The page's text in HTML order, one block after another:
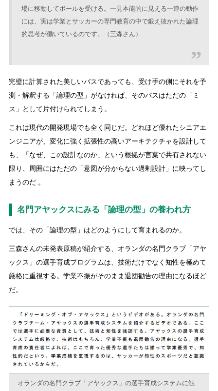
場に移動してボールを受ける。一見本能的に見える一連の動作
には、実は学業とサッカーの専門教育の中で鍛え抜かれた論理
的思考が働いているのです。（三森さん）
完璧に計算された美しいパスであっても、受け手の側にそれを予
測・解釈する「論理の型」がなければ、そのパスはただの「ミ
ス」として片付けられてしまう。
これは現代の開発現場でも全く同じだ。どれほど優れたシニアエ
ンジニアが、変化に強く拡張性の高いアーキテクチャを設計して
も、「なぜ、この設計なのか」という根拠が言葉で共有されない
限り、周囲にはただの「意図が分からない過剰設計」に映ってし
まうのだ 。
名門アヤックスにみる「論理の型」の養われ方
では、その「論理の型」はどのようにして育まれるのか。
三森さんの未発表原稿が紹介する、オランダの名門クラブ「アヤ
ックス」の選手育成プログラムは、技術だけでなく知性を極めて
厳格に重視する。学業不振がそのまま退団勧告の理由になるほど
だ。
オランダの名門クラブ「アヤックス」の選手育成システムに触